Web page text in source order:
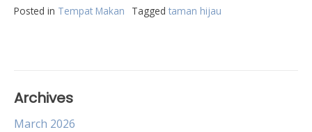
Posted in Tempat Makan Tagged taman hijau
Archives
March 2026